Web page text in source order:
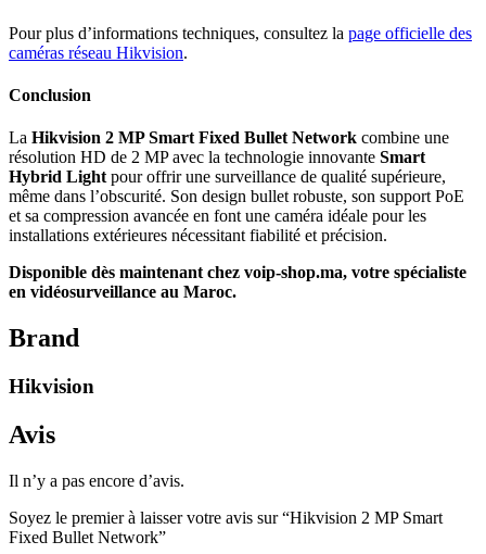
Pour plus d’informations techniques, consultez la page officielle des
caméras réseau Hikvision.
Conclusion
La Hikvision 2 MP Smart Fixed Bullet Network combine une
résolution HD de 2 MP avec la technologie innovante Smart
Hybrid Light pour offrir une surveillance de qualité supérieure,
même dans l’obscurité. Son design bullet robuste, son support PoE
et sa compression avancée en font une caméra idéale pour les
installations extérieures nécessitant fiabilité et précision.
Disponible dès maintenant chez voip-shop.ma, votre spécialiste
en vidéosurveillance au Maroc.
Brand
Hikvision
Avis
Il n’y a pas encore d’avis.
Soyez le premier à laisser votre avis sur “Hikvision 2 MP Smart
Fixed Bullet Network”